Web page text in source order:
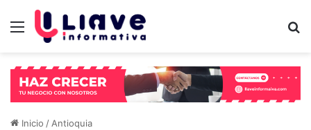
Menú
Inicio / Antioquia